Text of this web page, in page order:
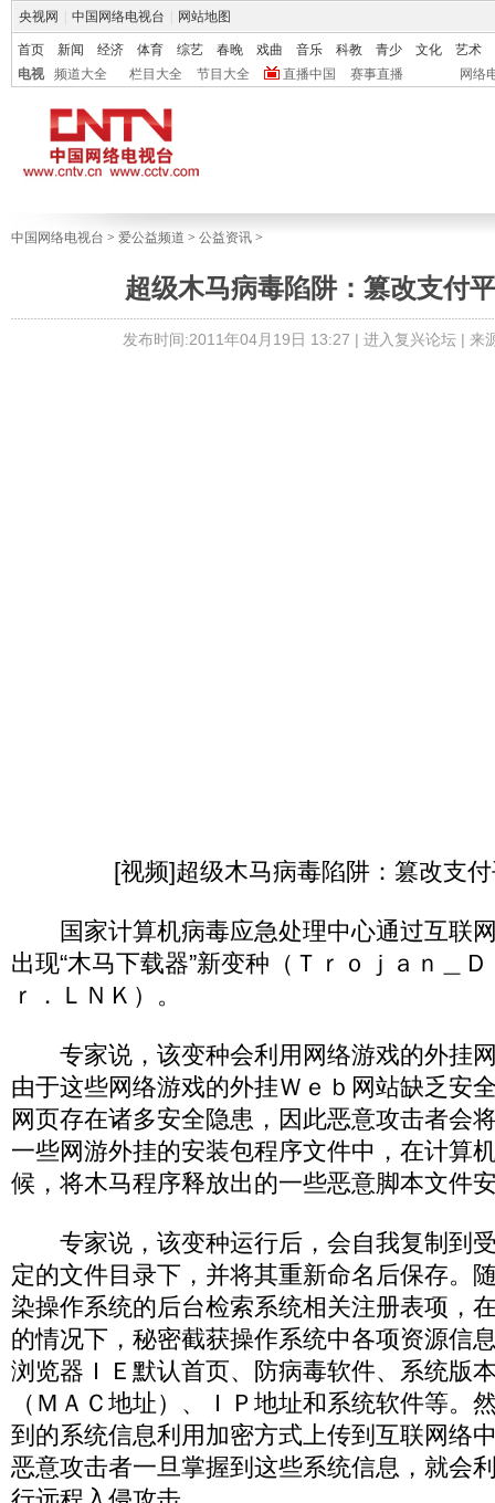
央视网 中国网络电视台 网站地图
首页 新闻 经济 体育 综艺 春晚 戏曲 音乐 科教 青少 文化
艺术
电视
频道大全 栏目大全 节目大全 直播中国 赛事直播 网络
中国网络电视台 > 爱公益频道 > 公益资讯 >
超级木马病毒陷阱：篡改支付
发布时间:2011年04月19日 13:27 | 进入复兴论坛| 来
[视频]超级木马病毒陷阱：篡改支
国家计算机病毒应急处理中心通过互联
出现“木马下载器”新变种（Ｔｒｏｊａｎ＿
ｒ．ＬＮＫ）。
专家说，该变种会利用网络游戏的外挂
由于这些网络游戏的外挂Ｗｅｂ网站缺乏安
网页存在诸多安全隐患，因此恶意攻击者会
一些网游外挂的安装包程序文件中，在计算
候，将木马程序释放出的一些恶意脚本文件
专家说，该变种运行后，会自我复制到
定的文件目录下，并将其重新命名后保存。
染操作系统的后台检索系统相关注册表项，
的情况下，秘密截获操作系统中各项资源信
浏览器ＩＥ默认首页、防病毒软件、系统版
（ＭＡＣ地址）、ＩＰ地址和系统软件等。
到的系统信息利用加密方式上传到互联网络
恶意攻击者一旦掌握到这些系统信息，就会